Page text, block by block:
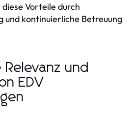
Vorteile durch
und kontinuierliche Betreuung
und
EDV